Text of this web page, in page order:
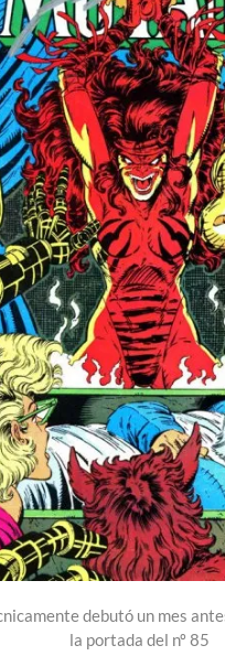
debutó un mes
la portada del nº 85